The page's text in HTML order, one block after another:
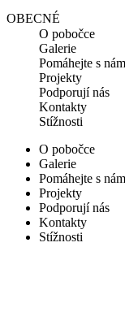
OBECNÉ
O pobočce
Galerie
Pomáhejte s
Projekty
Podporují nás
Kontakty
Stížnosti
O pobočce
Galerie
Pomáhejte s
Projekty
Podporují nás
Kontakty
Stížnosti